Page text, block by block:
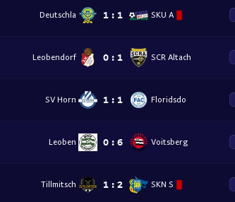
Deutschla 1 : 1 SKU A
Leobendorf 0 : 1 SCR Altach
SV Horn 1 : 1 Floridsdo
Leoben 0 : 6 Voitsberg
Tillmitsch 1 : 2 SKN S